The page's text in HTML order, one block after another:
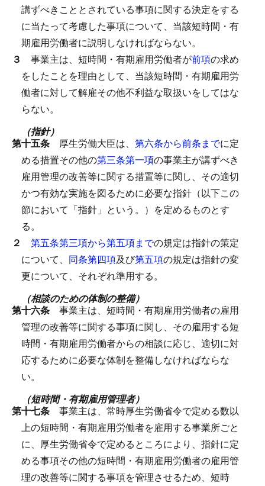
講ずべきこととされている事項に関する決定をする
に当たって考慮した事項について、当該短時間・有
期雇用労働者に説明しなければならない。
３ 事業主は、短時間・有期雇用労働者が前項の求め
をしたことを理由として、当該短時間・有期雇用労
働者に対して解雇その他不利益な取扱いをしてはな
らない。
（指針）
第十五条 厚生労働大臣は、 第六条から前条までに定
める措置その他の第三条第一項の事業主が講ずべき
雇用管理の改善等に関する措置等に関し、その適切
かつ有効な実施を図るために必要な指針（以下この
節において「指針」という。）を定めるものとす
る。
２ 第五条第三項から第五項までの規定は指針の策定
について、 同条第四項及び第五項の規定は指針の変
更について、それぞれ準用する。
（相談のための体制の整備）
第十六条 事業主は、短時間・有期雇用労働者の雇用
管理の改善等に関する事項に関し、その雇用する短
時間・有期雇用労働者からの相談に応じ、適切に対
応するために必要な体制を整備しなければならな
い。
（短時間・有期雇用管理者）
第十七条 事業主は、常時厚生労働省令で定める数以
上の短時間・有期雇用労働者を雇用する事業所ごと
に、厚生労働省令で定めるところにより、指針に定
める事項その他の短時間・有期雇用労働者の雇用管
理の改善等に関する事項を管理させるため、短時